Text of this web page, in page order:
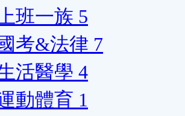
上班一族 5
考&法律 7
活醫學 4
動體育 1